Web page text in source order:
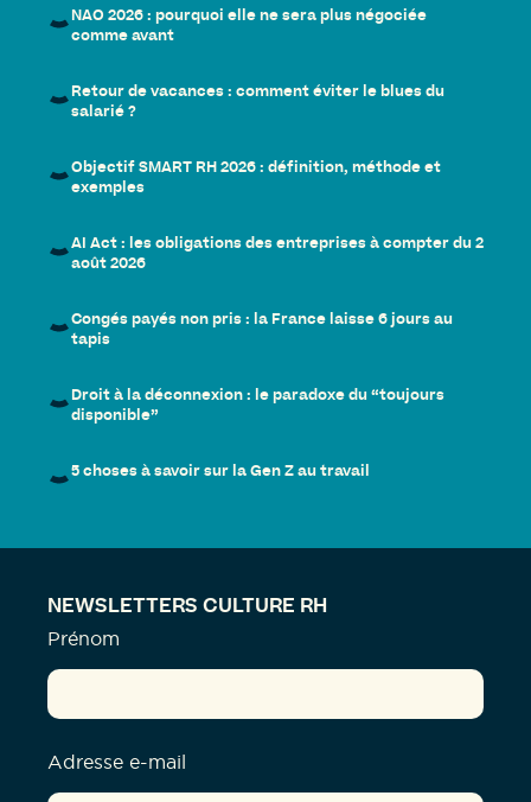
NAO 2026 : pourquoi elle ne sera plus négociée
comme avant
Retour de vacances : comment éviter le blues du
salarié ?
Objectif SMART RH 2026 : définition, méthode et
exemples
AI Act : les obligations des entreprises à compter du 2
août 2026
Congés payés non pris : la France laisse 6 jours au
tapis
Droit à la déconnexion : le paradoxe du “toujours
disponible”
5 choses à savoir sur la Gen Z au travail
NEWSLETTERS CULTURE RH
Prénom
Adresse e-mail